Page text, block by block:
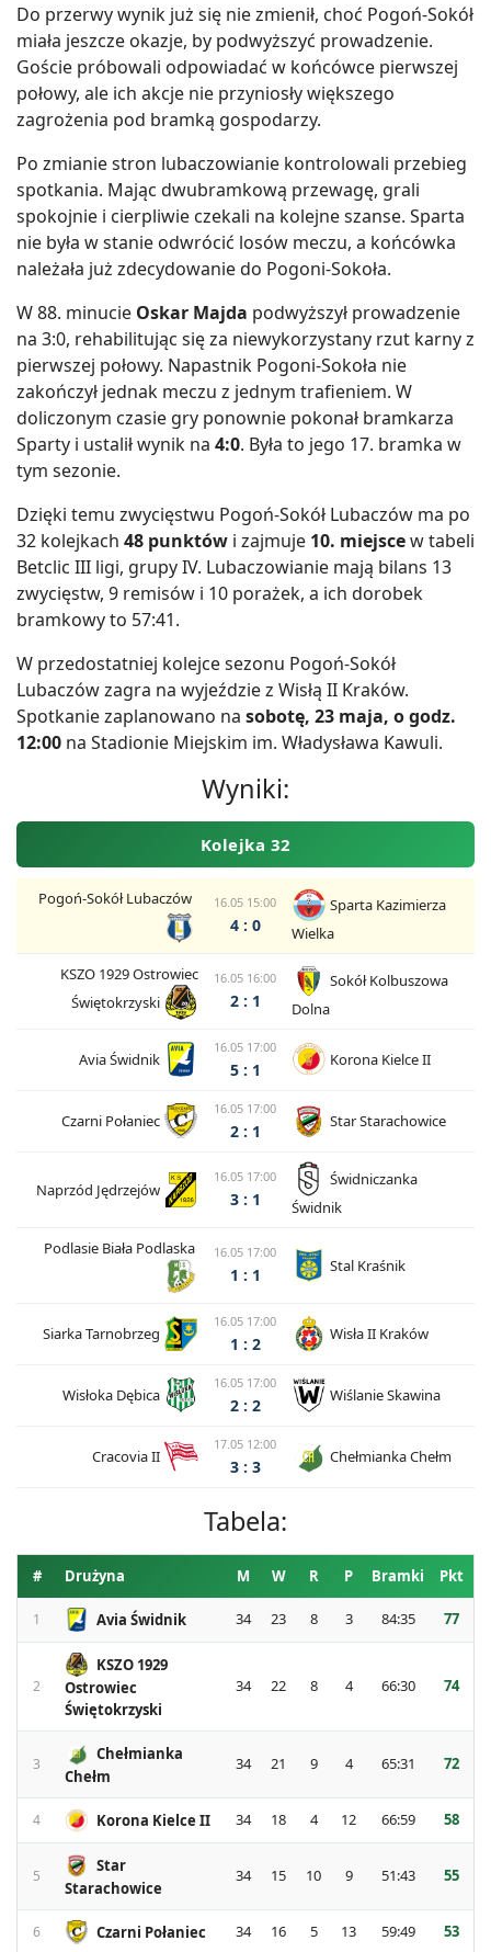
Do przerwy wynik już się nie zmienił, choć Pogoń-Sokół
miała jeszcze okazje, by podwyższyć prowadzenie.
Goście próbowali odpowiadać w końcówce pierwszej
połowy, ale ich akcje nie przyniosły większego
zagrożenia pod bramką gospodarzy.
Po zmianie stron lubaczowianie kontrolowali przebieg
spotkania. Mając dwubramkową przewagę, grali
spokojnie i cierpliwie czekali na kolejne szanse. Sparta
nie była w stanie odwrócić losów meczu, a końcówka
należała już zdecydowanie do Pogoni-Sokoła.
W 88. minucie Oskar Majda podwyższył prowadzenie
na 3:0, rehabilitując się za niewykorzystany rzut karny z
pierwszej połowy. Napastnik Pogoni-Sokoła nie
zakończył jednak meczu z jednym trafieniem. W
doliczonym czasie gry ponownie pokonał bramkarza
Sparty i ustalił wynik na 4:0. Była to jego 17. bramka w
tym sezonie.
Dzięki temu zwycięstwu Pogoń-Sokół Lubaczów ma po
32 kolejkach 48 punktów i zajmuje 10. miejscew tabeli
Betclic III ligi, grupy IV. Lubaczowianie mają bilans 13
zwycięstw, 9 remisów i 10 porażek, a ich dorobek
bramkowy to 57:41.
W przedostatniej kolejce sezonu Pogoń-Sokół
Lubaczów zagra na wyjeździe z Wisłą II Kraków.
Spotkanie zaplanowano na sobotę, 23 maja, o godz.
12:00 na Stadionie Miejskim im. Władysława Kawuli.
Wyniki:
Kolejka 32
Pogoń-Sokół Lubaczów 16.05 15:00
4 : 0
Sparta Kazimierza
Wielka
KSZO 1929 Ostrowiec
Świętokrzyski
16.05 16:00
2 : 1
Sokół Kolbuszowa
Dolna
Avia Świdnik
16.05 17:00
5 : 1
Korona Kielce II
Czarni Połaniec
16.05 17:00
2 : 1
Star Starachowice
Naprzód Jędrzejów
16.05 17:00
3 : 1
Świdniczanka
Świdnik
Podlasie Biała Podlaska 16.05 17:00
1 : 1 Stal Kraśnik
Siarka Tarnobrzeg
16.05 17:00
1 : 2
Wisła II Kraków
Wisłoka Dębica
16.05 17:00
2 : 2
Wiślanie Skawina
Cracovia II
17.05 12:00
3 : 3
Chełmianka Chełm
Tabela:
# Drużyna M W R P Bramki Pkt
1 Avia Świdnik 34 23 8 3 84:35 77
2
KSZO 1929
Ostrowiec
Świętokrzyski
34 22 8 4 66:30 74
3
Chełmianka
Chełm
34 21 9 4 65:31 72
4 Korona Kielce II 34 18 4 12 66:59 58
5
Star
Starachowice
34 15 10 9 51:43 55
6 Czarni Połaniec 34 16 5 13 59:49 53